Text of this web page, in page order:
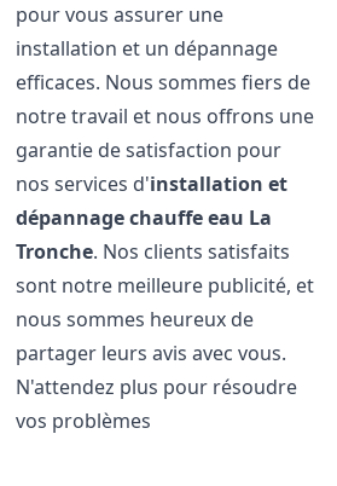
pour vous assurer une
installation et un dépannage
efficaces. Nous sommes fiers de
notre travail et nous offrons une
garantie de satisfaction pour
nos services d'installation et
dépannage chauffe eau La
Tronche. Nos clients satisfaits
sont notre meilleure publicité, et
nous sommes heureux de
partager leurs avis avec vous.
N'attendez plus pour résoudre
vos problèmes